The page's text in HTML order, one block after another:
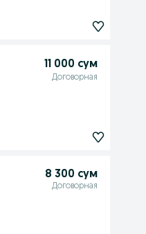
11 000 сум
Договорная
8 300 сум
Договорная